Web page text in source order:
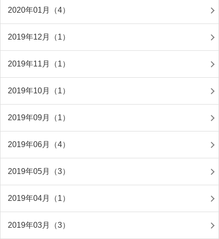
2020年01月（4）
2019年12月（1）
2019年11月（1）
2019年10月（1）
2019年09月（1）
2019年06月（4）
2019年05月（3）
2019年04月（1）
2019年03月（3）